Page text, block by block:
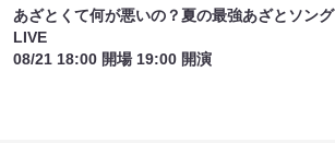
あざとくて何が悪いの？夏の最強あざとソング
LIVE
08/21 18:00 開場 19:00 開演